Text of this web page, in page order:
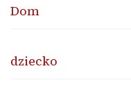
Dom
dziecko